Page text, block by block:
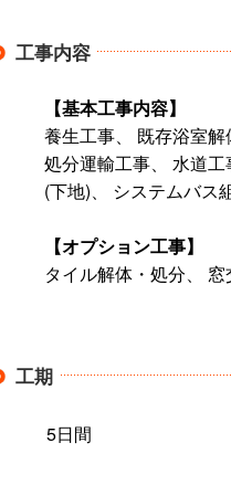
工事内容
【基本工事内容】
養生工事、 既存浴室解
処分運輸工事、 水道
(下地)、 システムバス
【オプション工事】
タイル解体・処分、
工期
5日間